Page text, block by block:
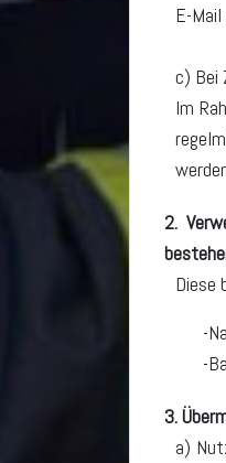
E-Mail
c) Bei
Im
2.
Diese
3.
a)